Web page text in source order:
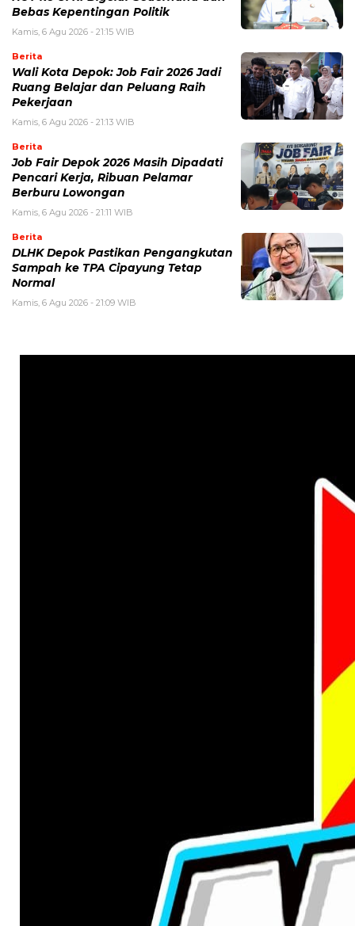
Bebas Kepentingan Politik
Kamis, 6 Agu 2026 - 21:15 WIB
Berita
Wali Kota Depok: Job Fair 2026 Jadi
Ruang Belajar dan Peluang Raih
Pekerjaan
Kamis, 6 Agu 2026 - 21:13 WIB
Berita
Job Fair Depok 2026 Masih Dipadati
Pencari Kerja, Ribuan Pelamar
Berburu Lowongan
Kamis, 6 Agu 2026 - 21:11 WIB
Berita
DLHK Depok Pastikan Pengangkutan
Sampah ke TPA Cipayung Tetap
Normal
Kamis, 6 Agu 2026 - 21:09 WIB